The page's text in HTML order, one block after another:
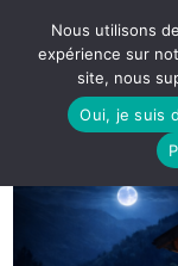
Nous utilisons
expérience sur
site, nous
Oui, je suis